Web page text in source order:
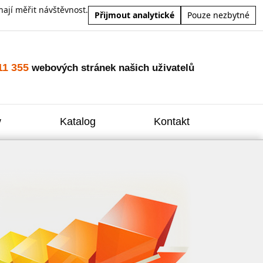
měřit návštěvnost.
Přijmout analytické Pouze nezbytné
355 webových stránek našich uživatelů
Katalog Kontakt